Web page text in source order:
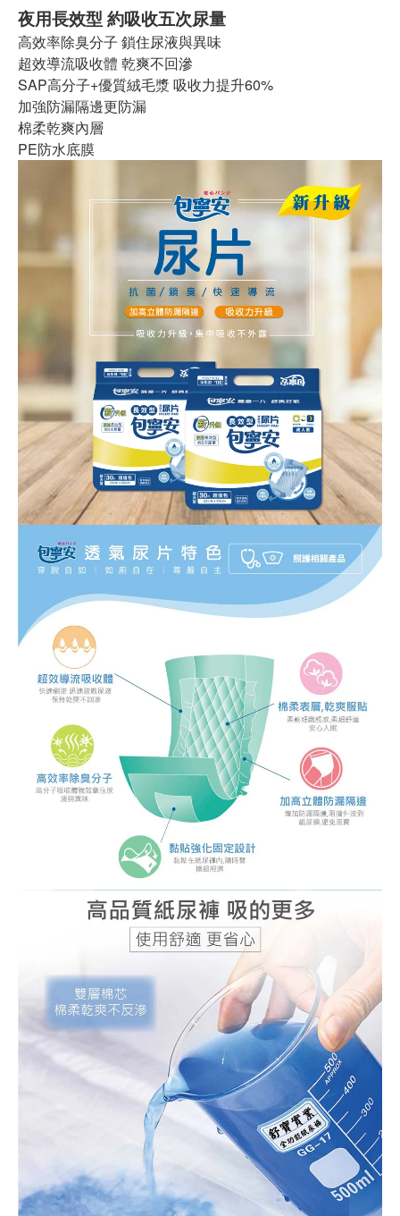
夜用長效型 約吸收五次尿量
高效率除臭分子 鎖住尿液與異味
超效導流吸收體 乾爽不回滲
SAP高分子+優質絨毛漿 吸收力提升60%
加強防漏隔邊更防漏
棉柔乾爽內層
PE防水底膜